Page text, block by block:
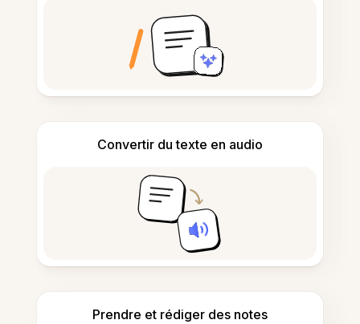
Convertir du texte en audio
Prendre et rédiger des notes